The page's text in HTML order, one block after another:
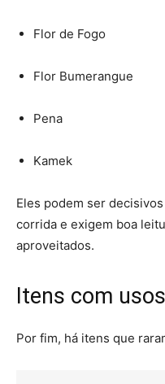
Flor de Fogo
Flor Bumerangue
Pena
Kamek
Eles podem ser
corrida e exigem boa
aproveitados.
Itens com
Por fim, há itens que